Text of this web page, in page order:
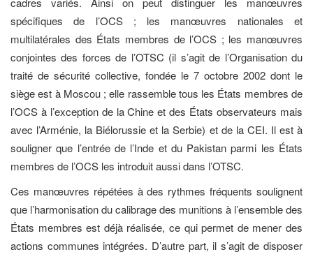
spécifiques de l’OCS ; les manœuvres nationales et
multilatérales des États membres de l’OCS ; les manœuvres
conjointes des forces de l’OTSC (il s’agit de l’Organisation du
traité de sécurité collective, fondée le 7 octobre 2002 dont le
siège est à Moscou ; elle rassemble tous les États membres de
l’OCS à l’exception de la Chine et des États observateurs mais
avec l’Arménie, la Biélorussie et la Serbie) et de la CEI. Il est à
souligner que l’entrée de l’Inde et du Pakistan parmi les États
membres de l’OCS les introduit aussi dans l’OTSC.
Ces manœuvres répétées à des rythmes fréquents soulignent
que l’harmonisation du calibrage des munitions à l’ensemble des
États membres est déjà réalisée, ce qui permet de mener des
actions communes intégrées. D’autre part, il s’agit de disposer